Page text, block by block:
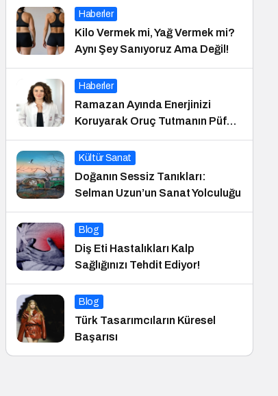
Haberler
Kilo Vermek mi, Yağ Vermek mi?
Aynı Şey Sanıyoruz Ama Değil!
Haberler
Ramazan Ayında Enerjinizi
Koruyarak Oruç Tutmanın Püf
Noktaları
Kültür Sanat
Doğanın Sessiz Tanıkları:
Selman Uzun’un Sanat Yolculuğu
Blog
Diş Eti Hastalıkları Kalp
Sağlığınızı Tehdit Ediyor!
Blog
Türk Tasarımcıların Küresel
Başarısı